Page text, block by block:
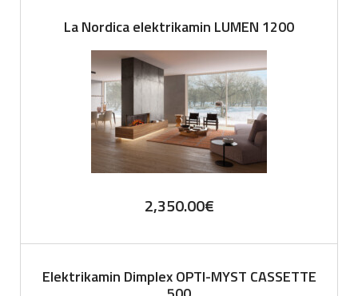
La Nordica elektrikamin LUMEN 1200
2,350.00€
Elektrikamin Dimplex OPTI-MYST CASSETTE